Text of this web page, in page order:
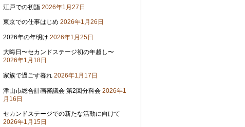
江戸での初詣 2026年1月27日
東京での仕事はじめ 2026年1月26日
2026年の年明け 2026年1月25日
大晦日〜セカンドステージ初の年越し〜
2026年1月18日
家族で過ごす暮れ 2026年1月17日
津山市総合計画審議会 第2回分科会 2026年1
月16日
セカンドステージでの新たな活動に向けて
2026年1月15日